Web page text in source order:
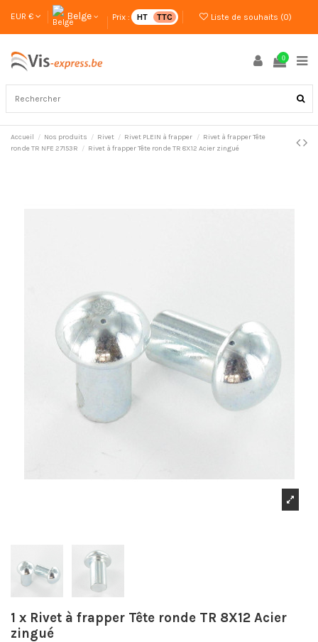
EUR € Belge Prix : HT TTC Liste de souhaits (0)
0
Accueil Nos produits Rivet Rivet PLEIN à frapper
Rivet à frapper Tête
ronde TR NFE 27153R
Rivet à frapper Tête ronde TR 8X12 Acier zingué
1 x Rivet à frapper Tête ronde TR 8X12 Acier
zingué